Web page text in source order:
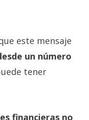
este mensaje
un número
tener
financieras no